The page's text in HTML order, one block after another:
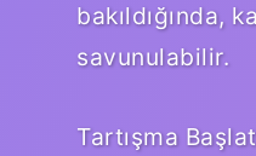
bakıldığında,
savunulabilir.
Tartışma